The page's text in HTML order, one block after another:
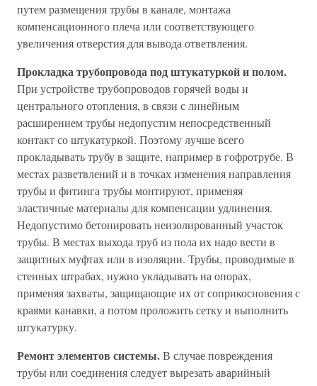
путем размещения трубы в канале, монтажа
компенсационного плеча или соответствующего
увеличения отверстия для вывода ответвления.
Прокладка трубопровода под штукатуркой и полом.
При устройстве трубопроводов горячей воды и
центрального отопления, в связи с линейным
расширением трубы недопустим непосредственный
контакт со штукатуркой. Поэтому лучше всего
прокладывать трубу в защите, например в гофротрубе. В
местах разветвлений и в точках изменения направления
трубы и фитинга трубы монтируют, применяя
эластичные материалы для компенсации удлинения.
Недопустимо бетонировать неизолированный участок
трубы. В местах выхода труб из пола их надо вести в
защитных муфтах или в изоляции. Трубы, проводимые в
стенных штрабах, нужно укладывать на опорах,
применяя захваты, защищающие их от соприкосновения с
краями канавки, а потом проложить сетку и выполнить
штукатурку.
Ремонт элементов системы.В случае повреждения
трубы или соединения следует вырезать аварийный